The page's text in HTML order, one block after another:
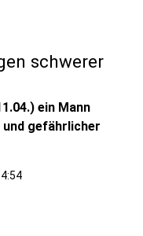
schwerer
ein Mann
gefährlicher